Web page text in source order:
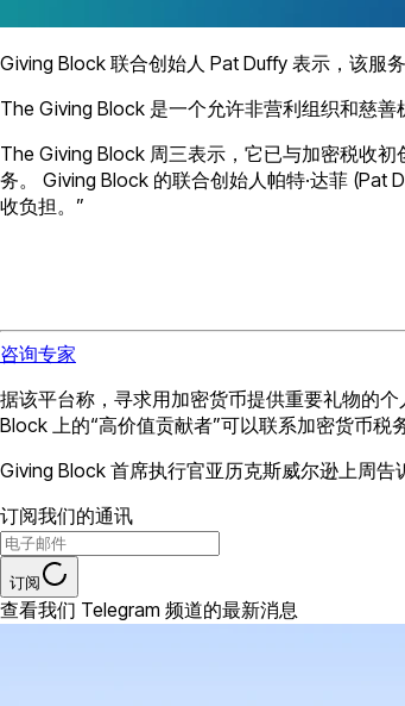
Giving Block 联合创始人 Pat Duffy 表示，该服
The Giving Block 是一个允许非营利组织和慈
The Giving Block 周三表示，它已与加密税收
务。 Giving Block 的联合创始人帕特·达菲
收负担。”
咨询专家
据该平台称，寻求用加密货币提供重要礼物的
Block 上的“高价值贡献者”可以联系加密货币税
Giving Block 首席执行官亚历克斯威尔逊上周
订阅我们的通讯
订阅
查看我们 Telegram 频道的最新消息